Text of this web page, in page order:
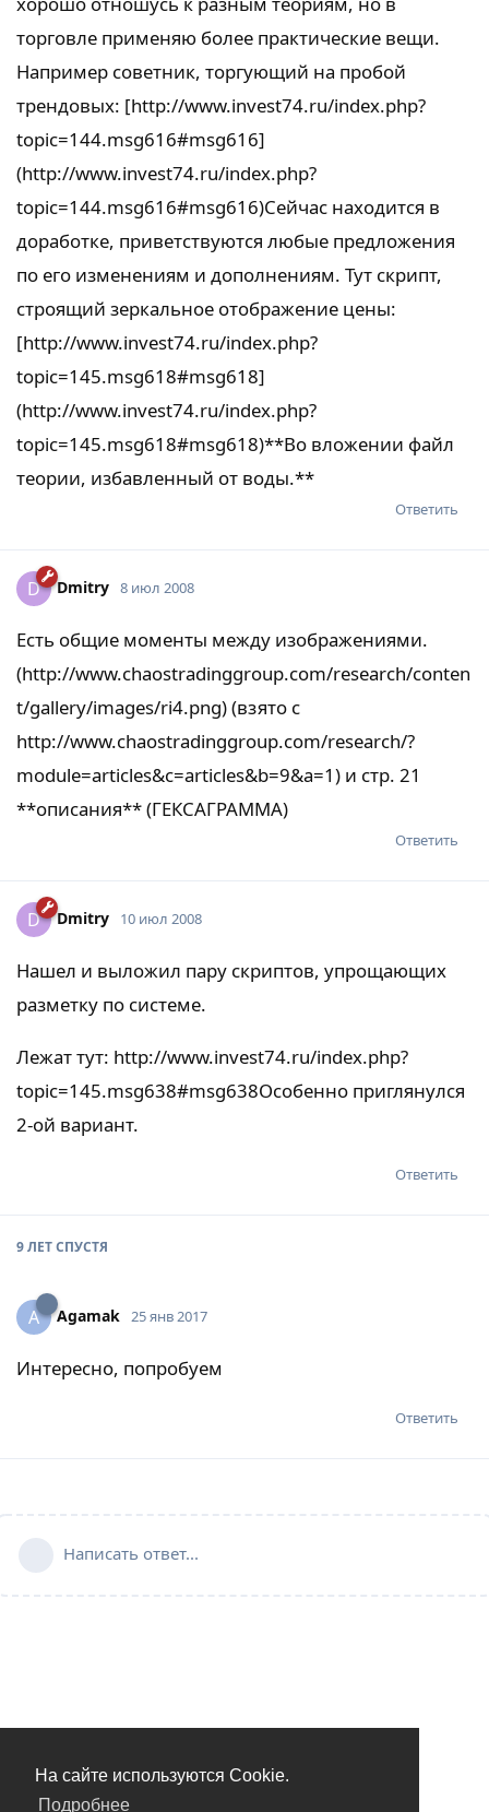
На сайте используются Cookie.
Подробнее
торговле применяю более практические вещи.
Например советник, торгующий на пробой
трендовых: [http://www.invest74.ru/index.php?
topic=144.msg616#msg616]
(http://www.invest74.ru/index.php?
topic=144.msg616#msg616)Сейчас находится в
доработке, приветствуются любые предложения
по его изменениям и дополнениям. Тут скрипт,
строящий зеркальное отображение цены:
[http://www.invest74.ru/index.php?
topic=145.msg618#msg618]
(http://www.invest74.ru/index.php?
topic=145.msg618#msg618)**Во вложении файл
теории, избавленный от воды.**
Ответить
D Dmitry 8 июл 2008
Есть общие моменты между изображениями.
(http://www.chaostradinggroup.com/research/conten
t/gallery/images/ri4.png) (взято с
http://www.chaostradinggroup.com/research/?
module=articles&c=articles&b=9&a=1) и стр. 21
**описания** (ГЕКСАГРАММА)
Ответить
D Dmitry 10 июл 2008
Нашел и выложил пару скриптов, упрощающих
разметку по системе.
Лежат тут: http://www.invest74.ru/index.php?
topic=145.msg638#msg638Особенно приглянулся
2-ой вариант.
Ответить
9 ЛЕТСПУСТЯ
A Agamak 25 янв 2017
Интересно, попробуем
Ответить
Написать ответ...